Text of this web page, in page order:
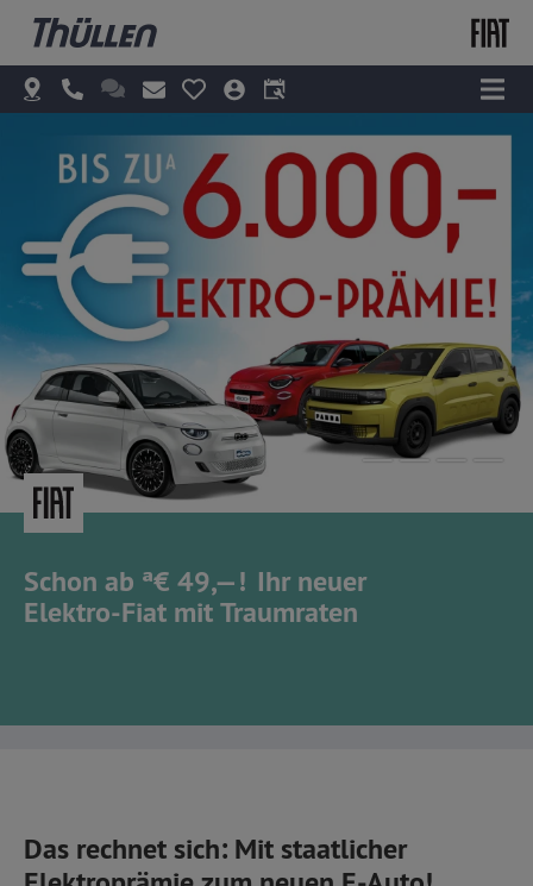
ab ª€ 49,—!Ihr neuer
Fiatmit Traumraten
Das rechnet sich: Mit staatlicher